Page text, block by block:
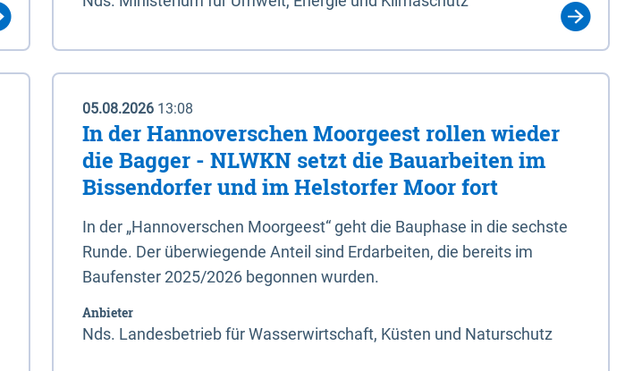
05.08.2026 13:08
In der Hannoverschen Moorgeest rollen wieder
die Bagger - NLWKN setzt die Bauarbeiten im
Bissendorfer und im Helstorfer Moor fort
In der „Hannoverschen Moorgeest“ geht die Bauphase in die sechste
Runde. Der überwiegende Anteil sind Erdarbeiten, die bereits im
Baufenster 2025/2026 begonnen wurden.
Anbieter
Nds. Landesbetrieb für Wasserwirtschaft, Küsten und Naturschutz